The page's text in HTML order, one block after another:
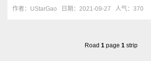
作者：UStarGao 日期：2021-09-27 人气：370
Road 1page 1strip